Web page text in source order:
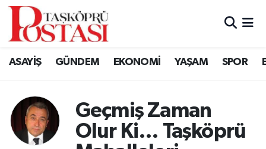
ASAYİŞ GÜNDEM EKONOMİ YAŞAM SPOR
Geçmiş Zaman
Olur Ki… Taşköprü
Kastamonu Vefat Edenler
Ağlı Haberleri
Araç Haberleri